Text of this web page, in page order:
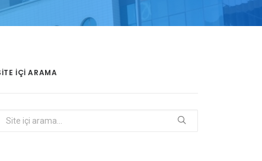
IÇI ARAMA